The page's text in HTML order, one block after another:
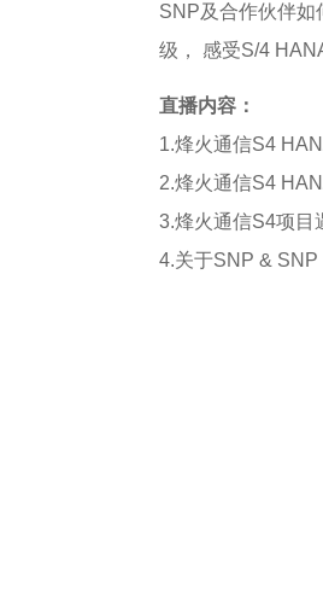
SNP及合作伙伴如
级， 感受S/4
直播内容：
1.烽火通信S4
2.烽火通信S4
3.烽火通信S4项目
4.关于SNP &